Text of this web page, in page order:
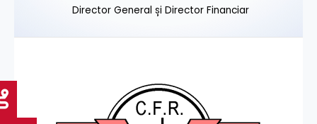
Director General și Director Financiar